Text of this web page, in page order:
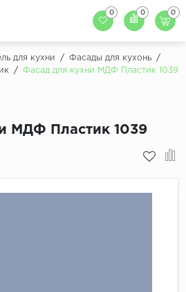
Назад
Столешницы для
0 0 0
для кухни / Фасады для кухонь
/
/
Фасад для кухни МДФ Пластик 1039
МДФ Пластик 1039